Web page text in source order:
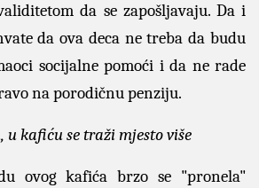
da se zapošljavaju. Da i
da ova deca ne treba da budu
socijalne pomoći i da ne rade
na porodičnu penziju.
u kafiću se traži mjesto više
ovog kafića brzo se "pronela"